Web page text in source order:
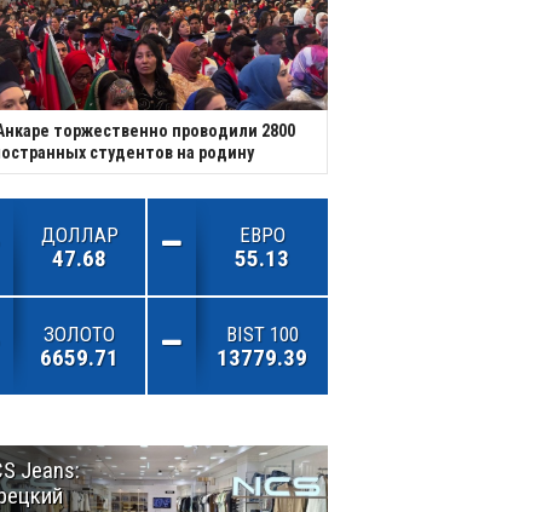
торжественно проводили 2800
студентов на родину
ДОЛЛАР
47.68
ЕВРО
55.13
ЗОЛОТО
6659.71
BIST 100
13779.39
Jeans: